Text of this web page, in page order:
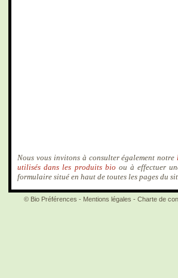
Nous vous invitons à consulter également notre
utilisés dans les produits bio ou à effectuer
formulaire situé en haut de toutes les pages du
© Bio Préférences - Mentions légales - Charte de